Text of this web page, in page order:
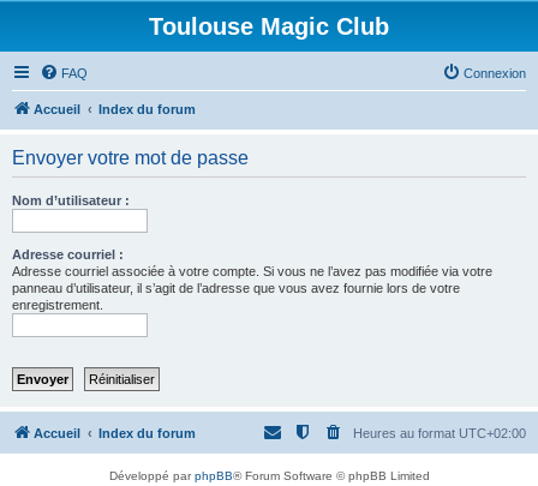
Toulouse Magic Club
FAQ Connexion
Accueil Index du forum
Envoyer votre mot de passe
Nom d’utilisateur :
Adresse courriel :
Adresse courriel associée à votre compte. Si vous ne l’avez pas modifiée via votre
panneau d’utilisateur, il s’agit de l’adresse que vous avez fournie lors de votre
enregistrement.
Accueil Index du forum Heures au format UTC+02:00
Développé parphpBB® Forum Software © phpBB Limited